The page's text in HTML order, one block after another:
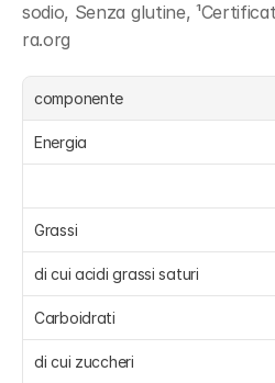
sodio, Senza glutine,
ra.org
componente
Energia
Grassi
di cui acidi grassi saturi
Carboidrati
di cui zuccheri